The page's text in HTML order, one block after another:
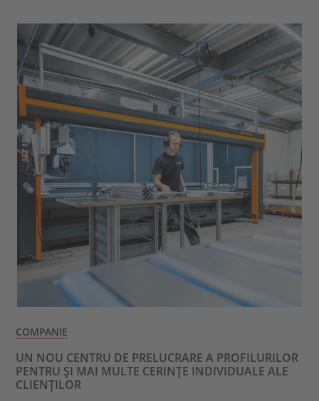
COMPANIE
UN NOU CENTRU DE PRELUCRARE A PROFILURILOR
PENTRU ȘI MAI MULTE CERINȚE INDIVIDUALE ALE
CLIENȚILOR